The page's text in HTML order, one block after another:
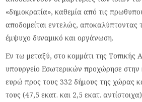
«δημοκρατία», καθεμία από τις
αποδομείται εντελώς, αποκαλύπτοντας
έμψυχο δυναμικό και οργάνωση.
Εν τω μεταξύ, στο κομμάτι της Τοπικής
υπουργείο Εσωτερικών προχώρησε στην
ευρώ προς τους 332 δήμους της χώρας
τους (47,5 εκατ. και 2,5 εκατ.